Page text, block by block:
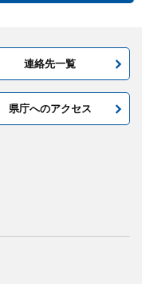
連絡先一覧
県庁へのアクセス